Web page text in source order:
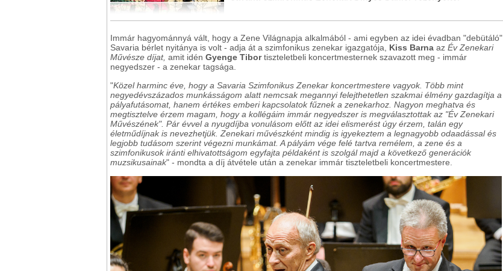
Immár hagyománnyá vált, hogy a Zene Világnapja alkalmából - ami egyben az idei évadban "debütáló"
Savaria bérlet nyitánya is volt - adja át a szimfonikus zenekar igazgatója, Kiss Barna az Év Zenekari
Művésze díjat, amit idén Gyenge Tibortiszteletbeli koncertmesternek szavazott meg - immár
negyedszer - a zenekar tagsága.
"Közel harminc éve, hogy a Savaria Szimfonikus Zenekar koncertmestere vagyok. Több mint
negyedévszázados munkásságom alatt nemcsak megannyi felejthetetlen szakmai élmény gazdagítja a
pályafutásomat, hanem értékes emberi kapcsolatok fűznek a zenekarhoz. Nagyon meghatva és
megtisztelve érzem magam, hogy a kollégáim immár negyedszer is megválasztottak az "Év Zenekari
Művészének". Pár évvel a nyugdíjba vonulásom előtt az idei elismerést úgy érzem, talán egy
életműdíjnak is nevezhetjük. Zenekari művészként mindig is igyekeztem a legnagyobb odaadással és
legjobb tudásom szerint végezni munkámat. A pályám vége felé tartva remélem, a zene és a
szimfonikusok iránti elhivatottságom egyfajta példaként is szolgál majd a következő generációk
muzsikusainak" - mondta a díj átvétele után a zenekar immár tiszteletbeli koncertmestere.